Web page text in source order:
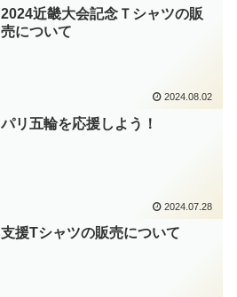
2024近畿大会記念Ｔシャツの販
売について
2024.08.02
パリ五輪を応援しよう！
2024.07.28
支援Tシャツの販売について